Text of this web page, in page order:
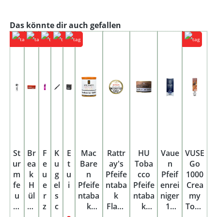
Produktgalerie überspringen
Das könnte dir auch gefallen
St
ur
m
fe
u
er
Br
ea
k
H
ül
se
F
e
u
e
r
z
K
u
g
el
s
c
E
t
u
i
Mac
Bare
n
Pfeife
ntaba
k
Rattr
ay's
Pfeife
ntaba
k
Flake
HU
Toba
cco
Pfeife
ntaba
k
Vaue
n
Pfeif
enrei
niger
16
VUSE
Go
1000
Crea
my
Toba